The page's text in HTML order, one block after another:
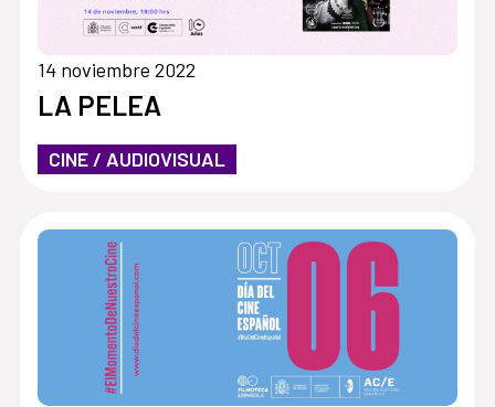
14 noviembre 2022
LA PELEA
CINE / AUDIOVISUAL